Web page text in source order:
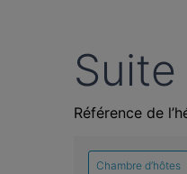
Référence de
Chambre d’hôtes